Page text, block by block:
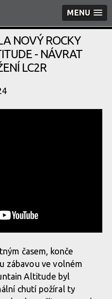
MENU
NOVÝ ROCKY
- NÁVRAT
LC2R
časem, konče
zábavou ve volném
Altitude byl
chutí požíral ty